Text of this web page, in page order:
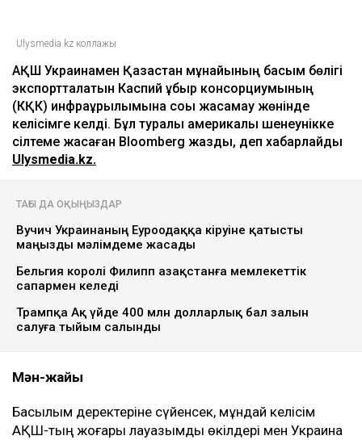
Ulysmedia.kz коллажы
АҚШ Украинамен Қазақстан мұнайының басым бөлігі
экспортталатын Каспий құбыр консорциумының
(КҚК) инфрақұрылымына соққы жасамау жөнінде
келісімге келді. Бұл туралы америкалық шенеунікке
сілтеме жасаған Bloomberg жазды, деп хабарлайды
Ulysmedia.kz.
ТАҒЫ ДА ОҚЫҢЫЗДАР
Вучич Украинаның Еуроодаққа кіруіне қатысты
маңызды мәлімдеме жасады
Бельгия королі Филипп Қазақстанға мемлекеттік
сапармен келеді
Трампқа Ақ үйде 400 млн долларлық бал залын
салуға тыйым салынды
Мән-жайы
Басылым деректеріне сүйенсек, мұндай келісім
АҚШ-тың жоғары лауазымды өкілдері мен Украина